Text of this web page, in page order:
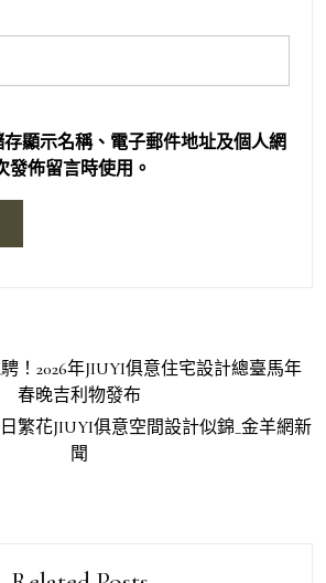
存顯示名稱、電子郵件地址及個人網
發佈留言時使用。
！2026年JIUYI俱意住宅設計總臺馬年
春晚吉利物發布
繁花JIUYI俱意空間設計似錦_金羊網新
聞